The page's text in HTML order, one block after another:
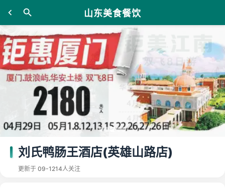
山东美食餐饮
刘氏鸭肠王酒店(英雄山路店)
更新于 09-1214人关注